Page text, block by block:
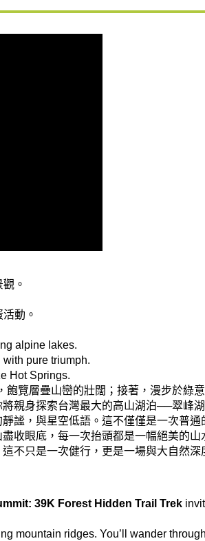
。
動。
alpine lakes.
pure triumph.
Hot Springs.
飽覽層疊山巒的壯闊；接著，漫步於綠
親身探索台灣最大的高山湖泊──翠峰
謐，與星空低語。這不僅僅是一次普
收眼底，每一次抬頭都是一幅絕美的
不只是一次健行，更是一場與大自然
39K Forest Hidden Trail Trek
mountain ridges. You’ll wander